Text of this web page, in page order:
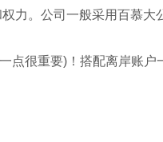
力。公司一般采用百慕大
点很重要)！搭配离岸账户